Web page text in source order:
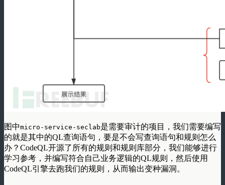
图中micro-service-seclab是需要审计的项目，我们需要编写
的就是其中的QL查询语句，要是不会写查询语句和规则怎么
办？CodeQL开源了所有的规则和规则库部分，我们能够进行
学习参考，并编写符合自己业务逻辑的QL规则，然后使用
CodeQL引擎去跑我们的规则，从而输出变种漏洞。